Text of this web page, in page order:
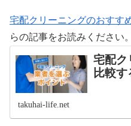
宅配クリーニングのおすす
らの記事をお読みください。
宅配ク
比較
takuhai-life.net